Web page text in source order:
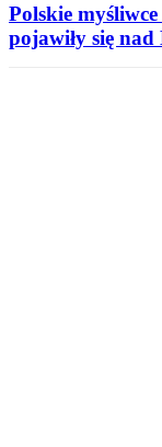
Polskie
pojawiły się nad